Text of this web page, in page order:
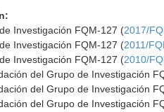
Investigación FQM-127 (2017/
Investigación FQM-127 (2011/
Investigación FQM-127 (2010/
del Grupo de Investigación
del Grupo de Investigación
del Grupo de Investigación